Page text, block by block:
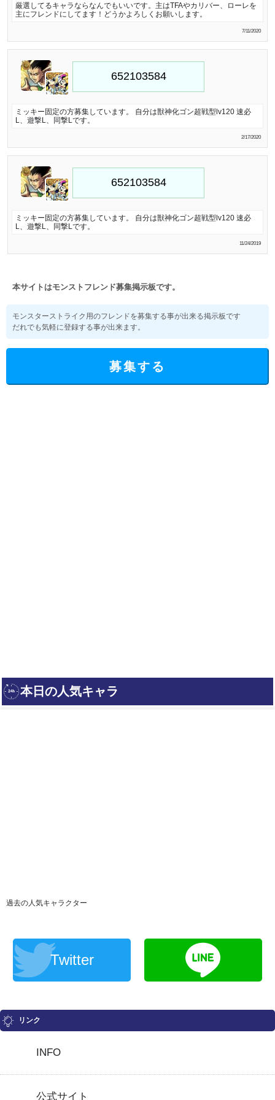
厳選してるキャラならなんでもいいです。主はTFAやカリバー、ローレを
主にフレンドにしてます！どうかよろしくお願いします。
7/11/2020
ミッキー固定の方募集しています。 自分は獣神化ゴン超戦型lv120 速必
L、遊撃L、同撃Lです。
2/17/2020
ミッキー固定の方募集しています。 自分は獣神化ゴン超戦型lv120 速必
L、遊撃L、同撃Lです。
11/24/2019
本サイトはモンストフレンド募集掲示板です。
モンスターストライク用のフレンドを募集する事が出来る掲示板です
だれでも気軽に登録する事が出来ます。
募集する
過去の人気キャラクター
Twitter
リンク
INFO
公式サイト